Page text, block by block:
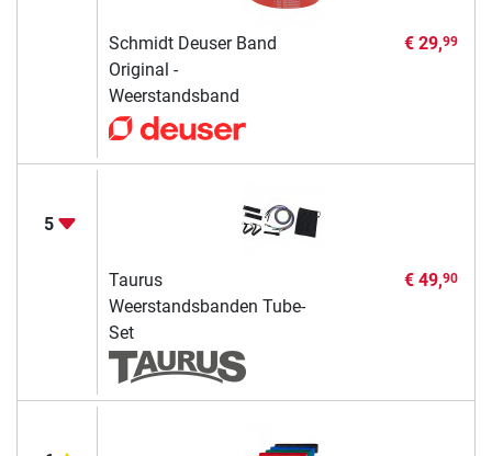
Schmidt Deuser Band
Original -
Weerstandsband
€ 29,99
5
Taurus
Weerstandsbanden Tube-
Set
€ 49,90